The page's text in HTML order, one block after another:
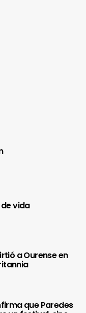
vida
a Ourense en
que Paredes